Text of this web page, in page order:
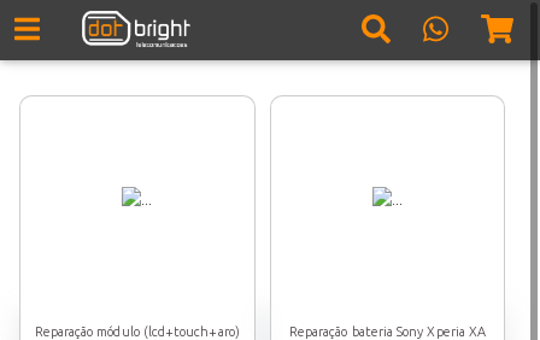
Reparação módulo (lcd+touch+aro)
Reparação bateria Sony Xperia XA